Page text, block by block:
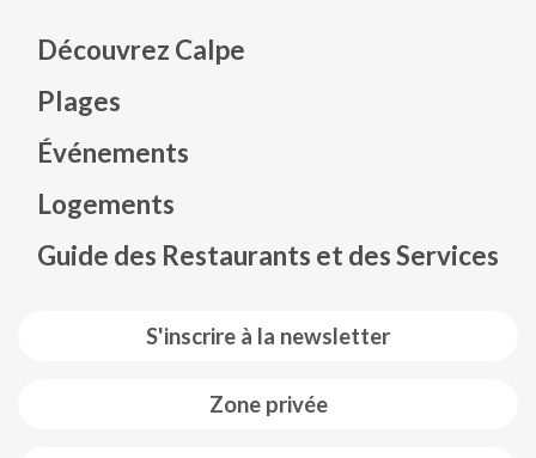
S'inscrire à la newsletter
Zone privée
Découvrez Calpe
Plages
Événements
Logements
Guide des Restaurants et des Services